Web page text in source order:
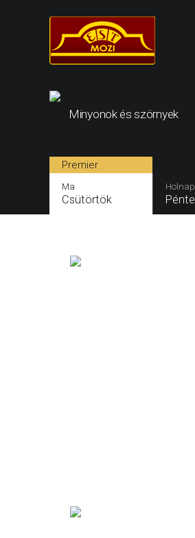
Minyonok és szörnyek
Premier
Ma
Csütörtök
Holnap